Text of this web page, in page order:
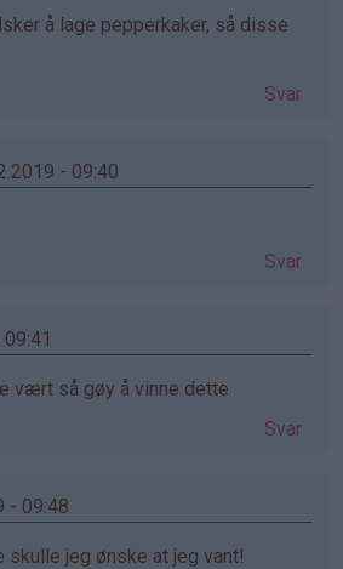
å lage pepperkaker, så disse
Svar
- 09:40
Svar
vært så gøy å vinne dette
Svar
- 09:48
skulle jeg ønske at jeg vant!